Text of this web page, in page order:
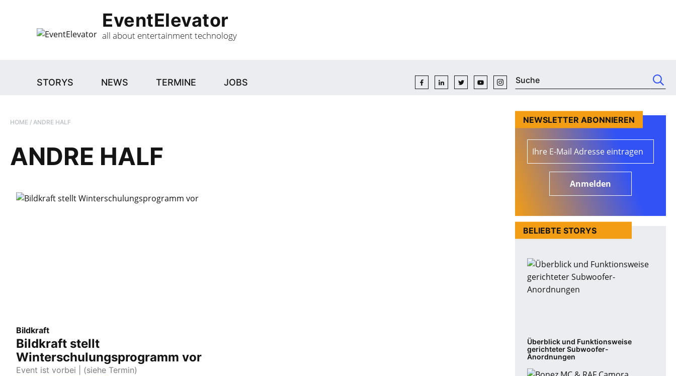
EventElevator
all about entertainment technology
STORYS NEWS TERMINE JOBS
HOME / ANDRE HALF
ANDRE HALF
Bildkraft
Bildkraft stellt
Winterschulungsprogramm vor
Event ist vorbei | (siehe Termin)
NEWSLETTER ABONNIEREN
Anmelden
BELIEBTE STORYS
Überblick und Funktionsweise
gerichteter Subwoofer-
Anordnungen